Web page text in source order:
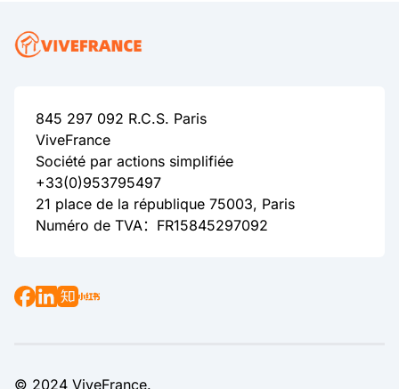
845 297 092 R.C.S. Paris
ViveFrance
Société par actions simplifiée
+33(0)953795497
21 place de la république 75003, Paris
Numéro de TVA：FR15845297092
© 2024 ViveFrance.